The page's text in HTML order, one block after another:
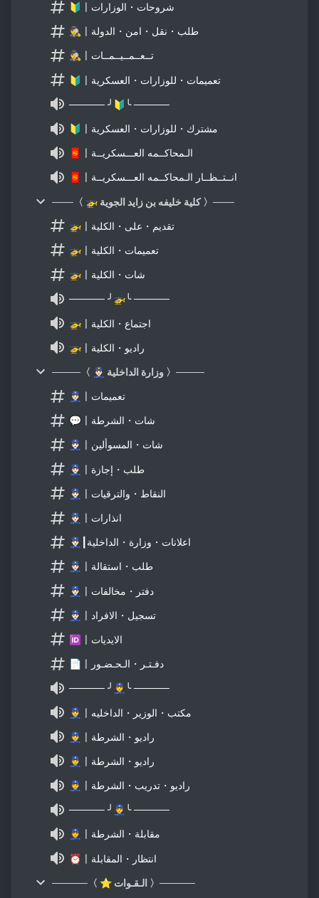
🔰〡شروحات・الوزارات
🕵〡طلب・نقل・امن・الدولة
🕵〡تــعــمــيــمــات
🔰〡تعميمات・للوزارات・العسكرية
───── ╯🔰╰ ─────
🔰〡مشترك・للوزارات・العسكرية
🧧〡الـمحاكــمه العـــسكريــة
🧧〡انــتــظــار الـمحاكــمه العـــسكريــة
───〈 🚁 كلية خليفه بن زايد الجوية 〉───
🚁〡تقديم・على・الكلية
🚁〡تعميمات・الكلية
🚁〡شات・الكلية
───── ╯🚁╰ ─────
🚁〡اجتماع・الكلية
🚁〡راديو・الكلية
────〈 👮🏻 وزارة الداخلية 〉────
👮🏻〡تعميمات
💬〡شات・الشرطة
👮🏻〡شات・المسوألين
👮🏻〡طلب・إجازة
👮🏻〡النقاط・والترقيات
👮🏻〡انذارات
👮🏻┃اعلانات・وزارة・الداخلية
👮🏻〡طلب・استقالة
👮🏻〡دفتر・مخالفات
👮🏻〡تسجيل・الافراد
🆔〡الايديات
📄〡دفـتـر・الـحـضـور
───── ╯👮╰ ─────
👮〡مكتب・الوزير・الداخليه
👮〡راديو・الشرطة
👮〡راديو・الشرطة
👮〡راديو・تدريب・الشرطة
───── ╯👮╰ ─────
👮〡مقابلة・الشرطة
⏰〡انتظار・المقابلة
─────〈 ⭐ الـقـوات 〉─────